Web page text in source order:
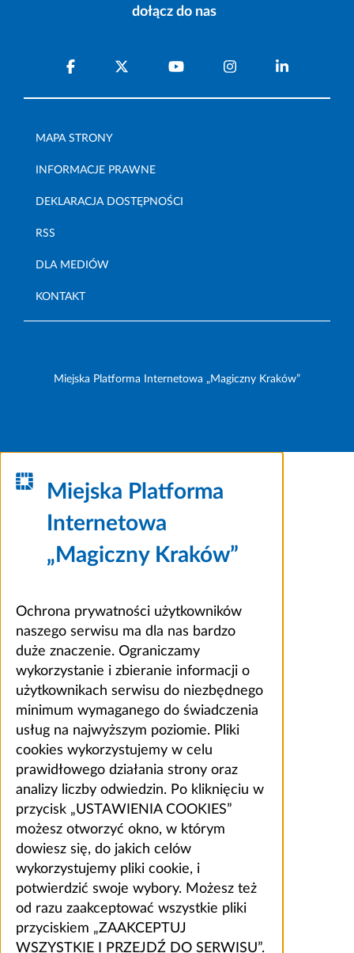
dołącz do nas
MAPA STRONY
INFORMACJE PRAWNE
DEKLARACJA DOSTĘPNOŚCI
RSS
DLA MEDIÓW
KONTAKT
Miejska Platforma Internetowa „Magiczny Kraków”
Miejska Platforma
Internetowa
„Magiczny Kraków”
Ochrona prywatności użytkowników
naszego serwisu ma dla nas bardzo
duże znaczenie. Ograniczamy
wykorzystanie i zbieranie informacji o
użytkownikach serwisu do niezbędnego
minimum wymaganego do świadczenia
usług na najwyższym poziomie. Pliki
cookies wykorzystujemy w celu
prawidłowego działania strony oraz
analizy liczby odwiedzin. Po kliknięciu w
przycisk „USTAWIENIA COOKIES”
możesz otworzyć okno, w którym
dowiesz się, do jakich celów
wykorzystujemy pliki cookie, i
potwierdzić swoje wybory. Możesz też
od razu zaakceptować wszystkie pliki
przyciskiem „ZAAKCEPTUJ
WSZYSTKIE I PRZEJDŹ DO SERWISU”.